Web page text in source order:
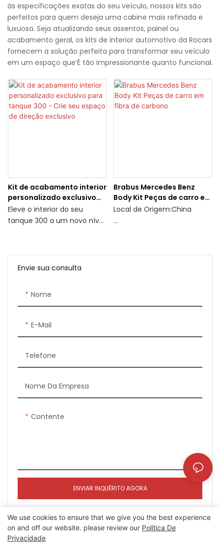
às especificações exatas do seu veículo, nossos kits são
perfeitos para quem deseja uma cabine mais refinada e
luxuosa. Seja atualizando seus assentos, painel ou
acabamento geral, os kits de interior automotivo da Rocars
fornecem a solução perfeita para transformar seu veículo
em um espaço que’É tão impressionante quanto funcional.
Envie sua consulta
Nome
E-Mail
Telefone
Nome Da Empresa
Contente
ENVIAR INQUÉRITO AGORA
Kit de acabamento interior
personalizado exclusivo
para tanque 300 - Crie seu
espaço de direção
Eleve o interior do seu
tanque 300 a um novo nível
de acabamento interiores
são 100% originalmente
garantindo qualidade
precisão e artesanato
incomparável
Brabus Mercedes Benz
Body Kit Peças de carro em
fibra de carbono
Local de Origem:China
Prazo de entrega:
modo de transação:
Direitos autorais © 2024 Xinherui |
We use cookies to ensure that we give you the best experience
on and off our website. please review our Política De
Privacidade